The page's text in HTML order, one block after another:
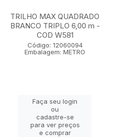
TRILHO MAX QUADRADO
BRANCO TRIPLO 6,00 m -
COD W581
Código: 12060094
Embalagem: METRO
Faça seu login
ou
cadastre-se
para ver preços
e comprar